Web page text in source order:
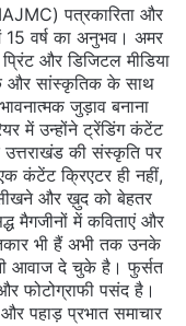
पत्रकारिता और
15 वर्ष का अनुभव। अमर
और डिजिटल मीडिया
और सांस्कृतिक के साथ
जुड़ाव बनाना
में उन्होंने ट्रेंडिंग कंटेंट
की संस्कृति पर
कंटेंट क्रिएटर ही नहीं,
और ख़ुद को बेहतर
मैगजीनों में कविताएं और
भी हैं अभी तक उनके
आवाज दे चुके है। फुर्सत
फोटोग्राफी पसंद है।
पहाड़ प्रभात समाचार